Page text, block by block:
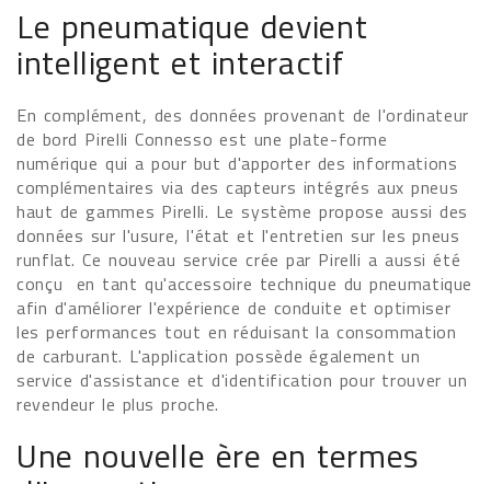
Le pneumatique devient
intelligent et interactif
En complément, des données provenant de l'ordinateur
de bord Pirelli Connesso est une plate-forme
numérique qui a pour but d'apporter des informations
complémentaires via des capteurs intégrés aux pneus
haut de gammes Pirelli. Le système propose aussi des
données sur l'usure, l'état et l'entretien sur les pneus
runflat. Ce nouveau service crée par Pirelli a aussi été
conçu en tant qu'accessoire technique du pneumatique
afin d'améliorer l'expérience de conduite et optimiser
les performances tout en réduisant la consommation
de carburant. L'application possède également un
service d'assistance et d'identification pour trouver un
revendeur le plus proche.
Une nouvelle ère en termes